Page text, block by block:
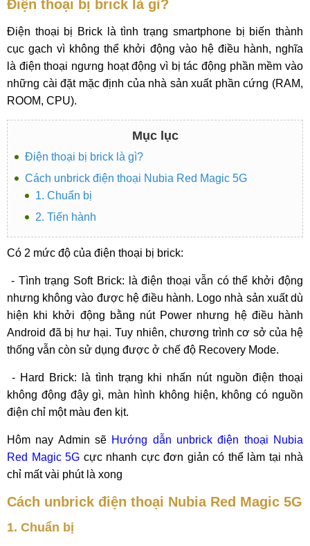
Điện thoại bị brick là gì?
Điện thoại bị Brick là tình trạng smartphone bị biến thành
cục gạch vì không thể khởi động vào hệ điều hành, nghĩa
là điện thoại ngưng hoạt động vì bị tác động phần mềm vào
những cài đặt mặc định của nhà sản xuất phần cứng (RAM,
ROOM, CPU).
Mục lục
Điện thoại bị brick là gì?
Cách unbrick điện thoại Nubia Red Magic 5G
1. Chuẩn bị
2. Tiến hành
Có 2 mức độ của điện thoại bị brick:
- Tình trạng Soft Brick: là điện thoại vẫn có thể khởi động
nhưng không vào được hệ điều hành. Logo nhà sản xuất dù
hiện khi khởi động bằng nút Power nhưng hệ điều hành
Android đã bị hư hại. Tuy nhiên, chương trình cơ sở của hệ
thống vẫn còn sử dụng được ở chế độ Recovery Mode.
- Hard Brick: là tình trạng khi nhấn nút nguồn điện thoại
không động đậy gì, màn hình không hiện, không có nguồn
điện chỉ một màu đen kịt.
Hôm nay Admin sẽ Hướng dẫn unbrick điện thoại Nubia
Red Magic 5G cực nhanh cực đơn giản có thể làm tại nhà
chỉ mất vài phút là xong
Cách unbrick điện thoại Nubia Red Magic 5G
1. Chuẩn bị